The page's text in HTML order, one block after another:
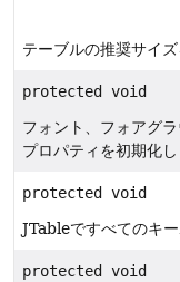
テーブルの推奨サイズ
protected void
フォント、フォアグ
プロパティを初期化し
protected void
JTableですべてのキ
protected void